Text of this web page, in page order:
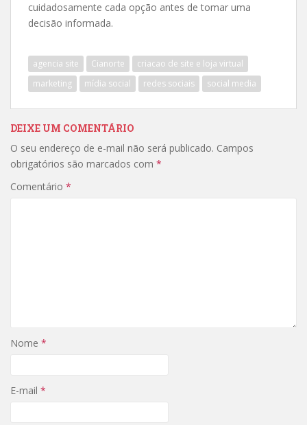
cuidadosamente cada opção antes de tomar uma
decisão informada.
agencia site Cianorte
criacao de site e loja virtual
marketing
mídia social redes sociais social media
DEIXE UM COMENTÁRIO
O seu endereço de e-mail não será publicado. Campos
obrigatórios são marcados com *
Comentário *
Nome *
E-mail *